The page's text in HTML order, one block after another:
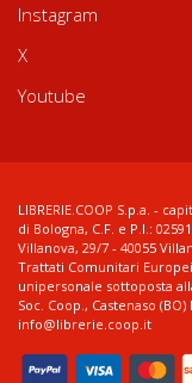
Instagram
X
Youtube
LIBRERIE.COOP S.p.a. -
di Bologna, C.F. e P.I.:
Villanova, 29/7 - 40055
Trattati Comunitari Europei
unipersonale sottoposta
Soc. Coop., Castenaso
info@librerie.coop.it